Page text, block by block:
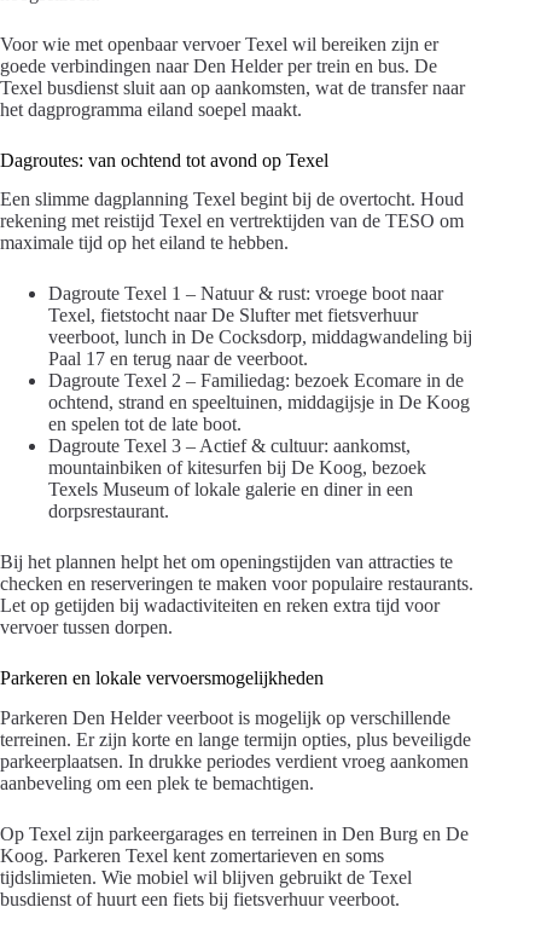
Voor wie met openbaar vervoer Texel wil bereiken zijn er
goede verbindingen naar Den Helder per trein en bus. De
Texel busdienst sluit aan op aankomsten, wat de transfer naar
het dagprogramma eiland soepel maakt.
Dagroutes: van ochtend tot avond op Texel
Een slimme dagplanning Texel begint bij de overtocht. Houd
rekening met reistijd Texel en vertrektijden van de TESO om
maximale tijd op het eiland te hebben.
Dagroute Texel 1 – Natuur & rust: vroege boot naar
Texel, fietstocht naar De Slufter met fietsverhuur
veerboot, lunch in De Cocksdorp, middagwandeling bij
Paal 17 en terug naar de veerboot.
Dagroute Texel 2 – Familiedag: bezoek Ecomare in de
ochtend, strand en speeltuinen, middagijsje in De Koog
en spelen tot de late boot.
Dagroute Texel 3 – Actief & cultuur: aankomst,
mountainbiken of kitesurfen bij De Koog, bezoek
Texels Museum of lokale galerie en diner in een
dorpsrestaurant.
Bij het plannen helpt het om openingstijden van attracties te
checken en reserveringen te maken voor populaire restaurants.
Let op getijden bij wadactiviteiten en reken extra tijd voor
vervoer tussen dorpen.
Parkeren en lokale vervoersmogelijkheden
Parkeren Den Helder veerboot is mogelijk op verschillende
terreinen. Er zijn korte en lange termijn opties, plus beveiligde
parkeerplaatsen. In drukke periodes verdient vroeg aankomen
aanbeveling om een plek te bemachtigen.
Op Texel zijn parkeergarages en terreinen in Den Burg en De
Koog. Parkeren Texel kent zomertarieven en soms
tijdslimieten. Wie mobiel wil blijven gebruikt de Texel
busdienst of huurt een fiets bij fietsverhuur veerboot.